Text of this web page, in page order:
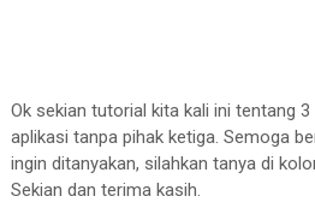
Ok sekian tutorial kita kali ini tentang
aplikasi tanpa pihak ketiga. Semoga
ingin ditanyakan, silahkan tanya di
Sekian dan terima kasih.